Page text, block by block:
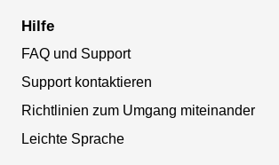
Hilfe
FAQ und Support
Support kontaktieren
Richtlinien zum Umgang miteinander
Leichte Sprache